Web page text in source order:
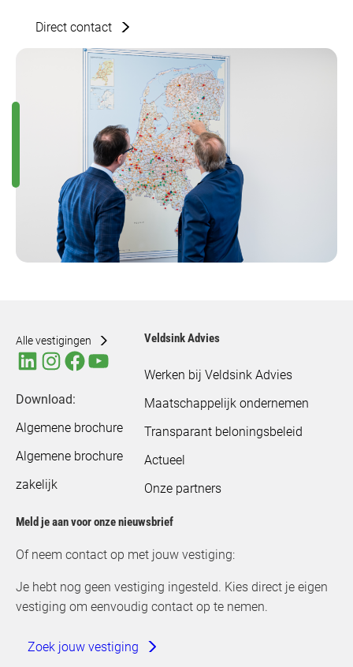
Direct contact
Alle vestigingen
Download:
Algemene brochure
Algemene brochure
zakelijk
Veldsink Advies
Werken bij Veldsink Advies
Maatschappelijk ondernemen
Transparant beloningsbeleid
Actueel
Onze partners
Meld je aan voor onze nieuwsbrief
Of neem contact op met jouw vestiging:
Je hebt nog geen vestiging ingesteld. Kies direct je eigen
vestiging om eenvoudig contact op te nemen.
Zoek jouw vestiging